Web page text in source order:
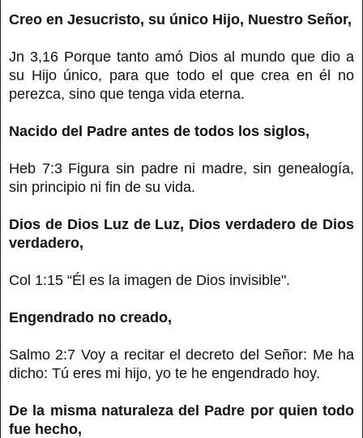
Creo en Jesucristo, su único Hijo, Nuestro Señor,
Jn 3,16 Porque tanto amó Dios al mundo que dio a
su Hijo único, para que todo el que crea en él no
perezca, sino que tenga vida eterna.
Nacido del Padre antes de todos los siglos,
Heb 7:3 Figura sin padre ni madre, sin genealogía,
sin principio ni fin de su vida.
Dios de Dios Luz de Luz, Dios verdadero de Dios
verdadero,
Col 1:15 “Él es la imagen de Dios invisible".
Engendrado no creado,
Salmo 2:7 Voy a recitar el decreto del Señor: Me ha
dicho: Tú eres mi hijo, yo te he engendrado hoy.
De la misma naturaleza del Padre por quien todo
fue hecho,